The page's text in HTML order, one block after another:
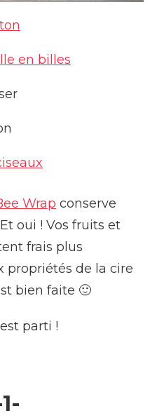
en billes
Wrap conserve
oui ! Vos fruits et
frais plus
propriétés de la cire
bien faite 🙂
parti !